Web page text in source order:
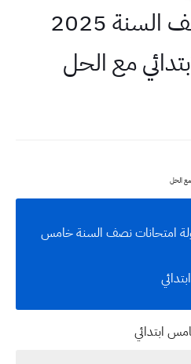
اسئلة انكليزي نصف السنة 2025
مع الحل
امتحانات نصف السنة خامس
ابتدائي
ابتدائي